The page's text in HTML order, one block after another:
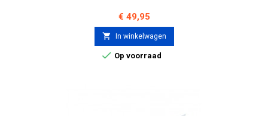
Prijs
€ 49,95
 In winkelwagen
 Op voorraad